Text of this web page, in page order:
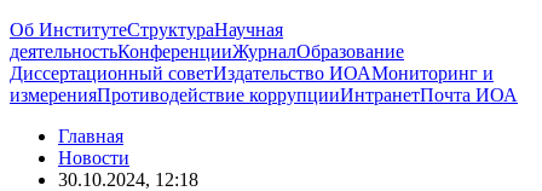
Об ИнститутеСтруктураНаучная
деятельностьКонференцииЖурналОбразование
Диссертационный советИздательство ИОАМониторинг и
измеренияПротиводействие коррупцииИнтранетПочта ИОА
Главная
Новости
30.10.2024, 12:18